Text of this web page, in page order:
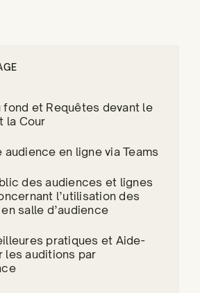
fond et Requêtes devant le
la Cour
audience en ligne via Teams
des audiences et lignes
l’utilisation des
salle d’audience
pratiques et Aide-
les auditions par